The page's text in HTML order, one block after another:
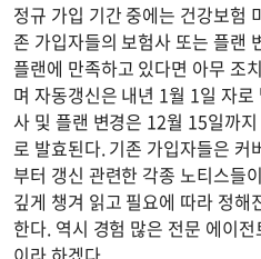
정규 가입 기간 중에는 건강보험
존 가입자들의 보험사 또는 플랜
플랜에 만족하고 있다면 아무 조
며 자동갱신은 내년 1월 1일 자
사 및 플랜 변경은 12월 15일까
로 발효된다. 기존 가입자들은 커
부터 갱신 관련한 각종 노티스들
깊게 챙겨 읽고 필요에 따라 정
한다. 역시 경험 많은 전문 에이